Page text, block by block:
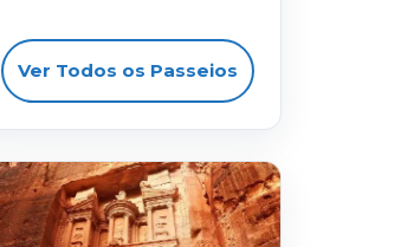
Ver Todos os Passeios